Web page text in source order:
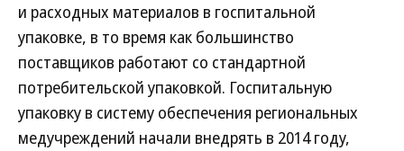
и расходных материалов в госпитальной
упаковке, в то время как большинство
поставщиков работают со стандартной
потребительской упаковкой. Госпитальную
упаковку в систему обеспечения региональных
медучреждений начали внедрять в 2014 году,